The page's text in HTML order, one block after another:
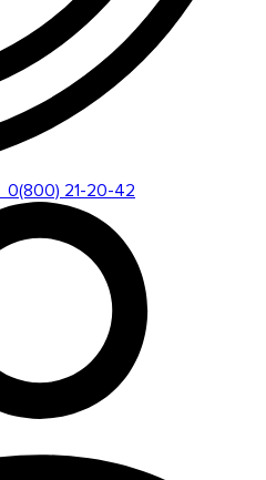
0(800) 21-20-42